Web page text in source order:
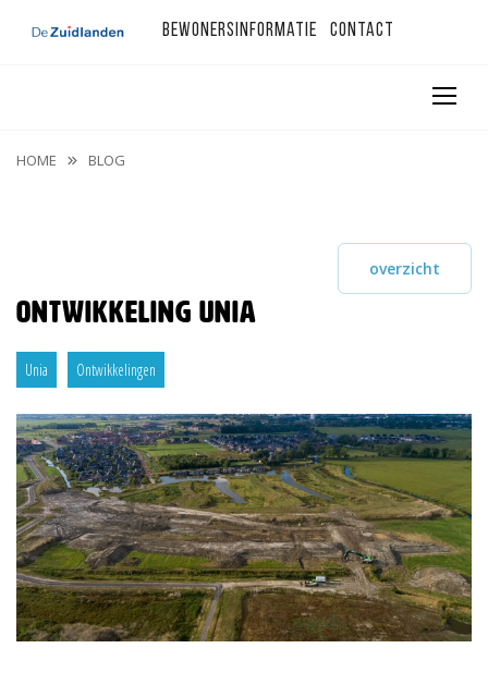
Bewonersinformatie Contact
HOME BLOG
overzicht
Ontwikkeling Unia
Unia Ontwikkelingen